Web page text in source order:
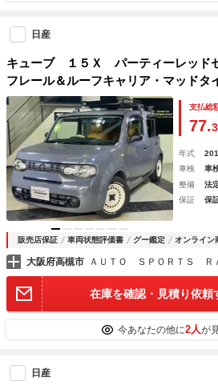
日産
キューブ １５Ｘ パーティーレッド
フレール＆ルーフキャリア・マッドタ
グＴＶ・ＥＴＣ・バックカメラ・前後
トカバー・プッシュスタート・スマー
支払総
77.3
年式
車検
車
整備
法
保証
保
販売店保証 車両状態評価書 グー鑑定 オンライン
大阪府高槻市
在庫を確認・見積り依頼
今あなたの他に2人が
日産